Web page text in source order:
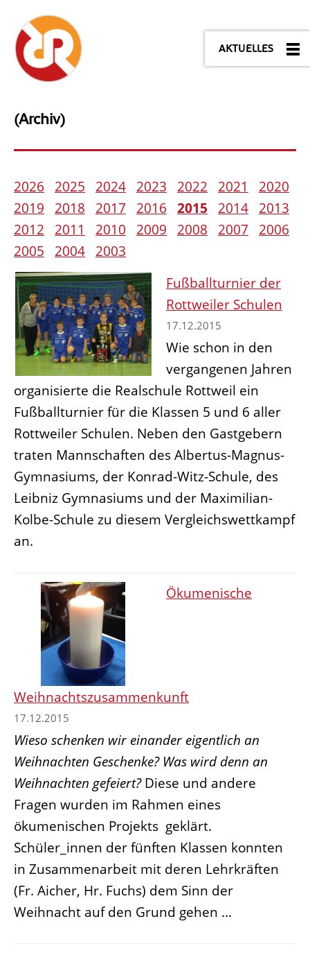
AKTUELLES
(Archiv)
2026 2025 2024 2023 2022 2021
2020
2019
2018 2017 2016 2015 2014
2013
2012
2011 2010 2009 2008 2007
2006
2005
2004
2003
Fußballturnier der
Rottweiler Schulen
17.12.2015
Wie schon in den
vergangenen Jahren
organisierte die Realschule Rottweil ein
Fußballturnier für die Klassen 5 und 6 aller
Rottweiler Schulen. Neben den Gastgebern
traten Mannschaften des Albertus-Magnus-
Gymnasiums, der Konrad-Witz-Schule, des
Leibniz Gymnasiums und der Maximilian-
Kolbe-Schule zu diesem Vergleichswettkampf
an.
Ökumenische
Weihnachtszusammenkunft
17.12.2015
Wieso schenken wir einander eigentlich an
Weihnachten Geschenke? Was wird denn an
Weihnachten gefeiert? Diese und andere
Fragen wurden im Rahmen eines
ökumenischen Projekts geklärt.
Schüler_innen der fünften Klassen konnten
in Zusammenarbeit mit deren Lehrkräften
(Fr. Aicher, Hr. Fuchs) dem Sinn der
Weihnacht auf den Grund gehen ...